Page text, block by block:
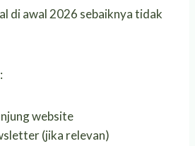
di awal 2026 sebaiknya tidak
website
(jika relevan)